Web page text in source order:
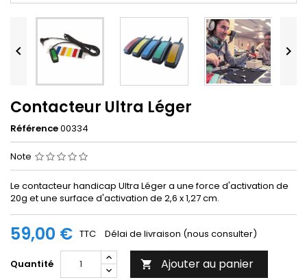
 
Contacteur Ultra Léger
Référence00334
Note
Le contacteur handicap Ultra Léger a une force d'activation de
20g et une surface d'activation de 2,6 x 1,27 cm.
59,00 € TTC Délai de livraison (nous consulter)
Quantité  Ajouter au panier